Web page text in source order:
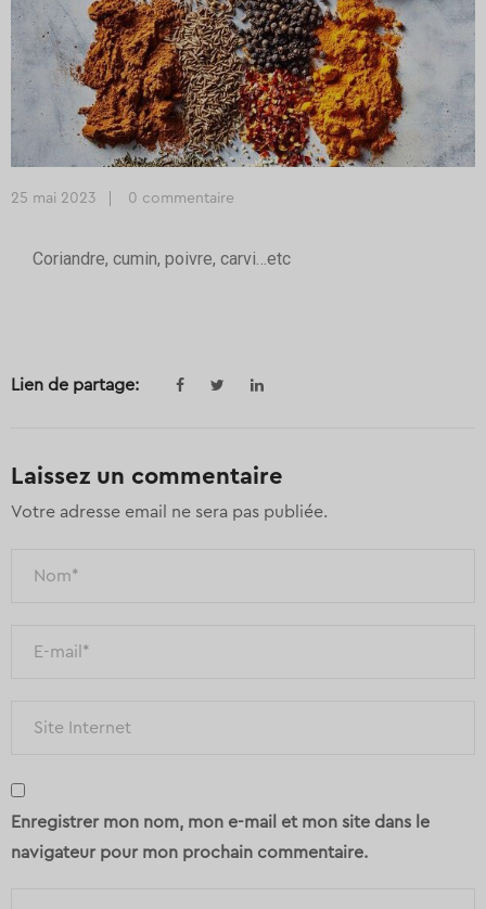
25 mai 2023 0 commentaire
Coriandre, cumin, poivre, carvi…etc
Lien de partage:
Laissez un commentaire
Votre adresse email ne sera pas publiée.
Enregistrer mon nom, mon e-mail et mon site dans le
navigateur pour mon prochain commentaire.